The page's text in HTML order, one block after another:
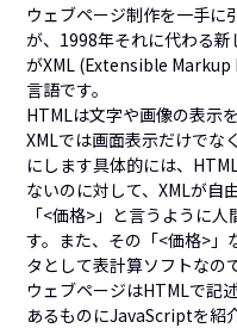
ウェブページ制作を一手に
が、1998年それに代わる
がXML (Extensible
言語です。
HTMLは文字や画像の表示
XMLでは画面表示だけでな
にします具体的には、
ないのに対して、XMLが自
「<価格>」と言うように
す。また、その「<価格>」
タとして表計算ソフトなの
ウェブページはHTMLで記
あるものにJavaScriptを紹